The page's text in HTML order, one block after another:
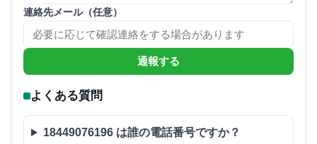
連絡先メール（任意）
通報する
よくある質問
18449076196 は誰の電話番号ですか？